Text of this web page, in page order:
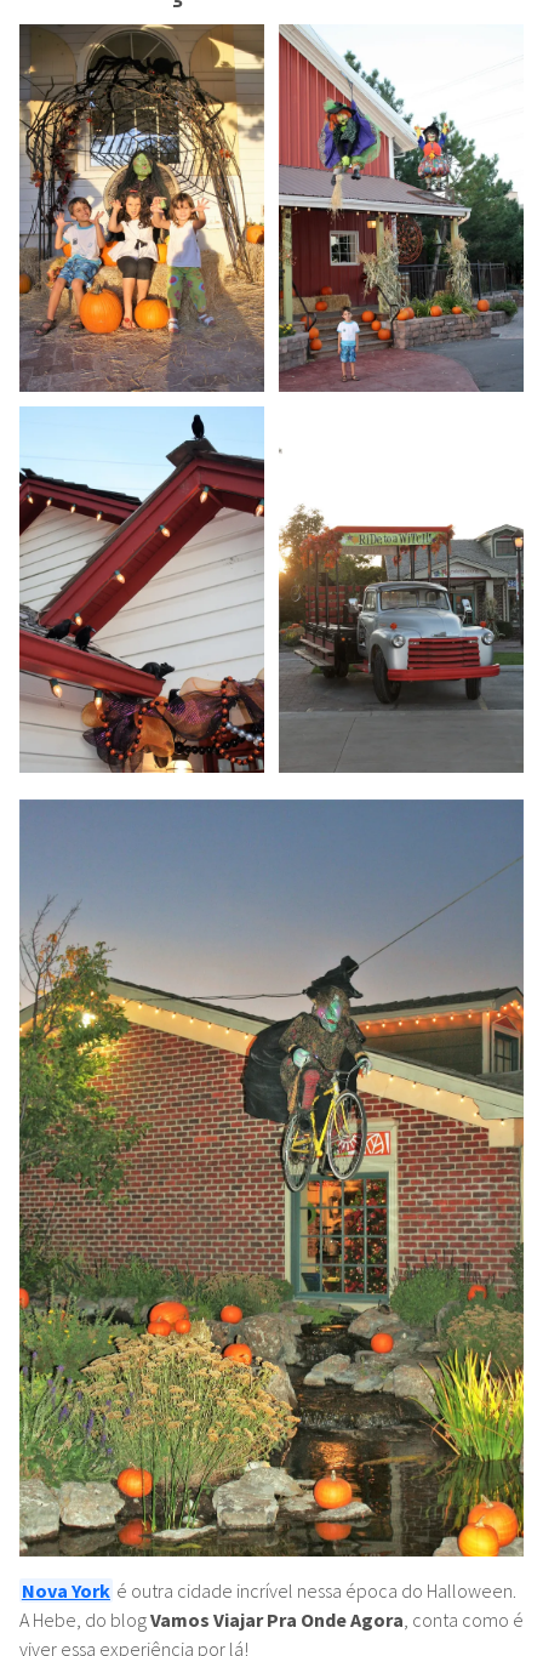
Nova York é outra cidade incrível nessa época do Halloween.
A Hebe, do blogVamos Viajar Pra Onde Agora, conta como é
viver essa experiência por lá!